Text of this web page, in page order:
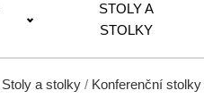
STOLY A
STOLKY
Stoly a stolky / Konferenční stolky